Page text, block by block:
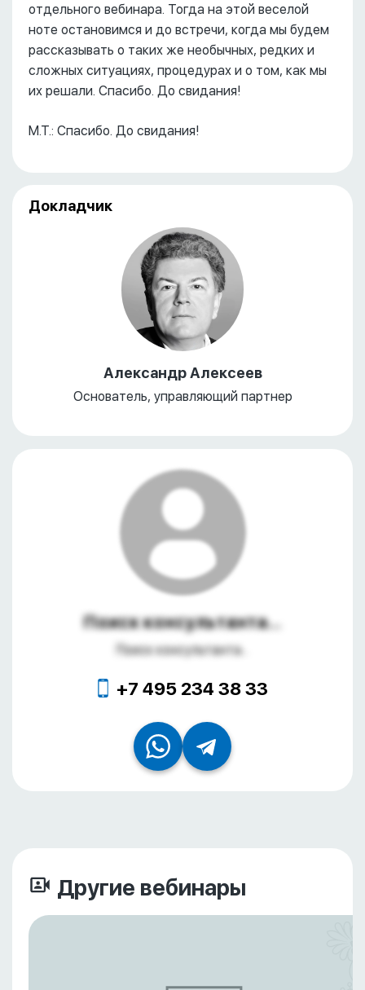
отдельного вебинара. Тогда на этой веселой
ноте остановимся и до встречи, когда мы будем
рассказывать о таких же необычных, редких и
сложных ситуациях, процедурах и о том, как мы
их решали. Спасибо. До свидания!
М.Т.: Спасибо. До свидания!
Докладчик
Александр Алексеев
Основатель, управляющий партнер
Поиск консультанта...
Поиск консультанта...
+7 495 234 38 33
Другие вебинары